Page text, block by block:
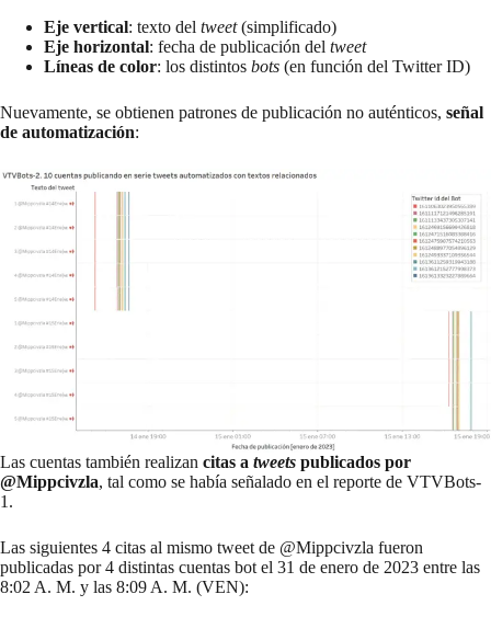
Eje vertical: texto del tweet(simplificado)
Eje horizontal: fecha de publicación del tweet
Líneas de color: los distintos bots (en función del Twitter ID)
Nuevamente, se obtienen patrones de publicación no auténticos, señal
de automatización:
Las cuentas también realizan citas a tweets publicados por
@Mippcivzla, tal como se había señalado en el reporte de VTVBots-
1.
Las siguientes 4 citas al mismo tweet de @Mippcivzla fueron
publicadas por 4 distintas cuentas bot el 31 de enero de 2023 entre las
8:02 A. M. y las 8:09 A. M. (VEN):